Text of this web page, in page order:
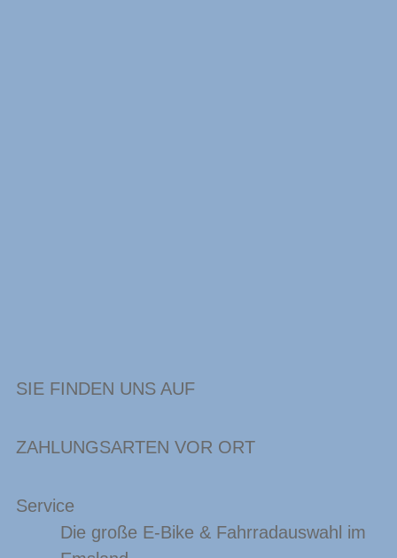
SIE FINDEN UNS AUF
ZAHLUNGSARTEN VOR ORT
Service
Die große E-Bike & Fahrradauswahl im